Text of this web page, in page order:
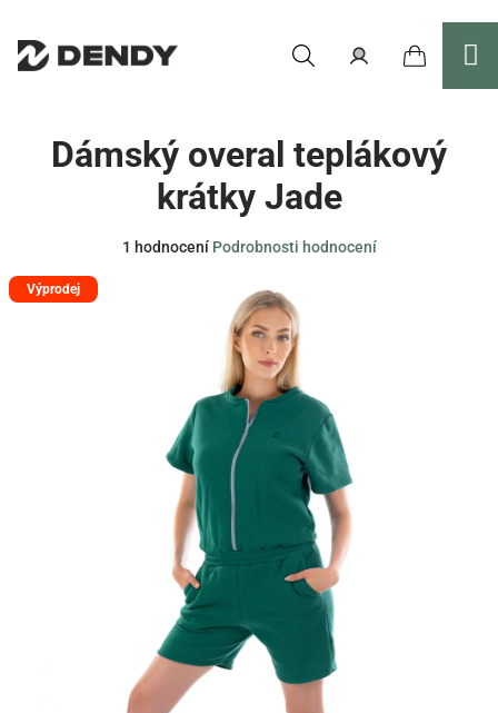
obsah
Nákupní
košík
Dámský overal teplákový
krátky Jade
Průměrné
hvězdiček.
1 hodnocení Podrobnosti hodnocení
Výprodej